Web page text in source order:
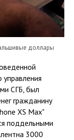
доллары
управления
СГБ, был
гражданину
XS Max"
поддельными
3000